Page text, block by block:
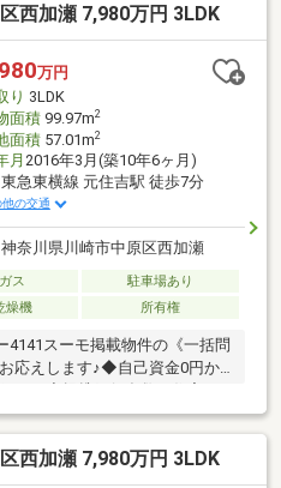
西加瀬 7,980万円 3LDK
万円
り 3LDK
面積99.97m2
面積57.01m2
月 2016年3月(築10年6ヶ月)
東急東横線 元住吉駅 徒歩7分
他の交通
神奈川県川崎市中原区西加瀬
ス
駐車場あり
燥機 所有権
4141スーモ掲載物件の《一括問
応えします♪◆自己資金0円か
♪◆ファイナンシャルプランナ
♪◆車でご納得いくまで物件見
で送迎！移動の心配は不要♪◆
子様とご一緒でも安心♪◆平日
西加瀬 7,980万円 3LDK